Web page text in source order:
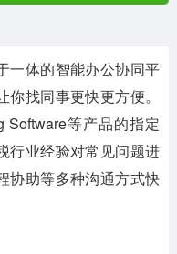
一体的智能办公协同平
找同事更快更方便。
Software等产品的指定
行业经验对常见问题进
协助等多种沟通方式快